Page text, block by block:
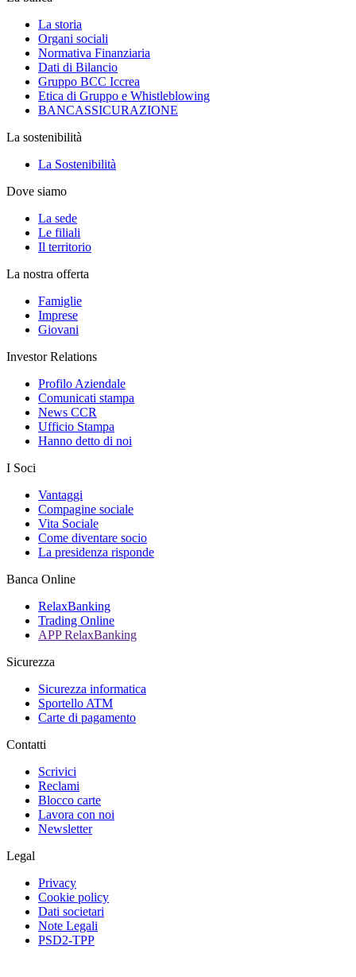
La storia
Organi sociali
Normativa Finanziaria
Dati di Bilancio
Gruppo BCC Iccrea
Etica di Gruppo e Whistleblowing
BANCASSICURAZIONE
La sostenibilità
La Sostenibilità
Dove siamo
La sede
Le filiali
Il territorio
La nostra offerta
Famiglie
Imprese
Giovani
Investor Relations
Profilo Aziendale
Comunicati stampa
News CCR
Ufficio Stampa
Hanno detto di noi
I Soci
Vantaggi
Compagine sociale
Vita Sociale
Come diventare socio
La presidenza risponde
Banca Online
RelaxBanking
Trading Online
APP RelaxBanking
Sicurezza
Sicurezza informatica
Sportello ATM
Carte di pagamento
Contatti
Scrivici
Reclami
Blocco carte
Lavora con noi
Newsletter
Legal
Privacy
Cookie policy
Dati societari
Note Legali
PSD2-TPP